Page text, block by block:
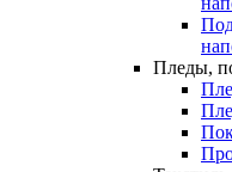
Пледы,